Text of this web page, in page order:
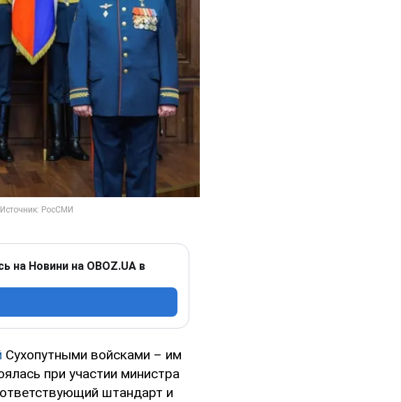
на Новини на OBOZ.UA в
Сухопутными войсками – им
при участии министра
штандарт и